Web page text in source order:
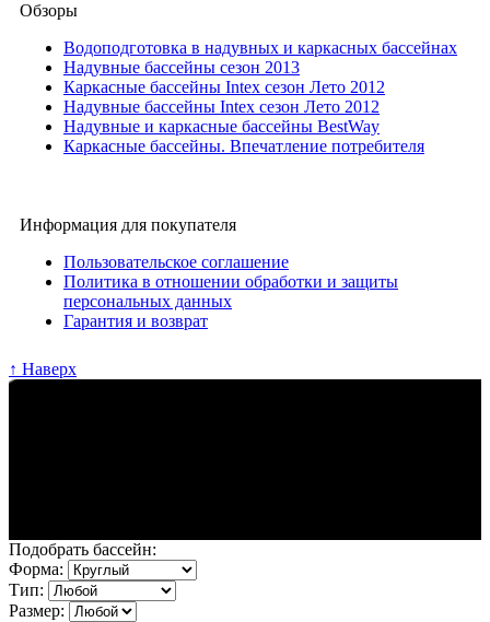
Обзоры
Водоподготовка в надувных и каркасных бассейнах
Надувные бассейны сезон 2013
Каркасные бассейны Intex сезон Лето 2012
Надувные бассейны Intex сезон Лето 2012
Надувные и каркасные бассейны BestWay
Каркасные бассейны. Впечатление потребителя
Информация для покупателя
Пользовательское соглашение
Политика в отношении обработки и защиты
персональных данных
Гарантия и возврат
↑ Наверх
Подобрать бассейн:
Форма:
Тип:
Размер: